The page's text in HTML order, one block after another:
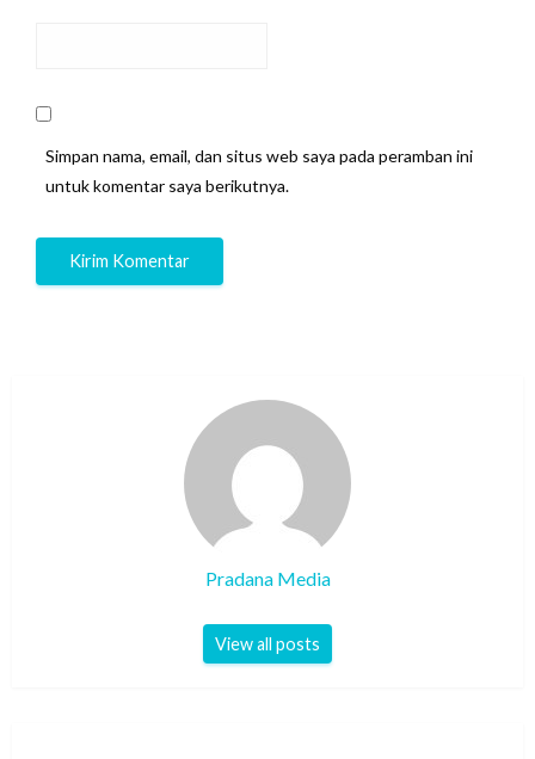
Simpan nama, email, dan situs web saya pada peramban ini
untuk komentar saya berikutnya.
Pradana Media
View all posts